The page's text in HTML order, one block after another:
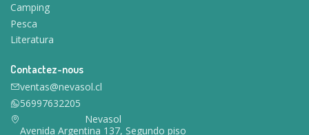
Camping
Pesca
Literatura
Contactez-nous
ventas@nevasol.cl
56997632205
Nevasol
Avenida Argentina 137, Segundo piso